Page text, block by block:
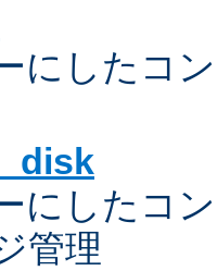
にしたコ
にしたコ
管理